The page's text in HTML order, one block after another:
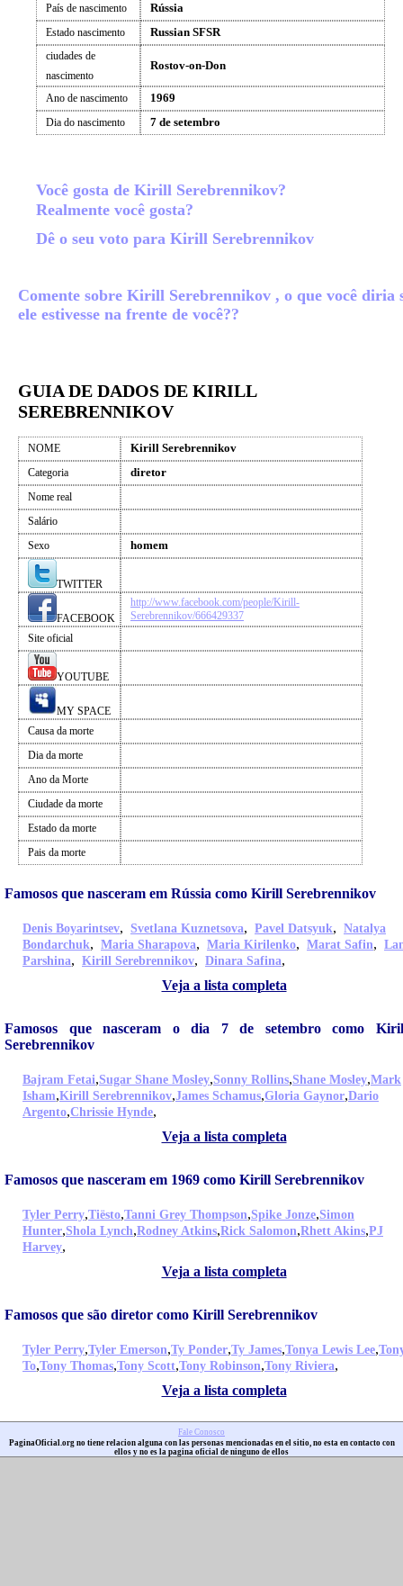
País de nascimento
Rússia
Estado nascimento Russian SFSR
ciudades de
nascimento
Rostov-on-Don
Ano de nascimento 1969
Dia do nascimento 7 de setembro
Você gosta de Kirill Serebrennikov?
Realmente você gosta?
Dê o seu voto para Kirill Serebrennikov
Comente sobre Kirill Serebrennikov , o que você diria
ele estivesse na frente de você??
GUIA DE DADOS DE KIRILL
SEREBRENNIKOV
NOME Kirill Serebrennikov
Categoria diretor
Nome real
Salário
Sexo
homem
TWITTER
FACEBOOK
http://www.facebook.com/people/Kirill-
Serebrennikov/666429337
Site oficial
YOUTUBE
MY SPACE
Causa da morte
Dia da morte
Ano da Morte
Ciudade da morte
Estado da morte
Pais da morte
Famosos que nasceram em Rússia como Kirill Serebrennikov
Denis Boyarintsev, Svetlana Kuznetsova, Pavel Datsyuk, Natalya
Bondarchuk, Maria Sharapova, Maria Kirilenko, Marat Safin,
Parshina, Kirill Serebrennikov, Dinara Safina,
Veja a lista completa
Famosos que nasceram o dia 7 de setembro como
Serebrennikov
Bajram Fetai,Sugar Shane Mosley,Sonny Rollins,Shane Mosley,Mark
Isham,Kirill Serebrennikov,James Schamus,Gloria Gaynor,Dario
Argento,Chrissie Hynde,
Veja a lista completa
Famosos que nasceram em 1969 como Kirill Serebrennikov
Tyler Perry,Tiësto,Tanni Grey Thompson,Spike Jonze,Simon
Hunter,Shola Lynch,Rodney Atkins,Rick Salomon,Rhett Akins,PJ
Harvey,
Veja a lista completa
Famosos que são diretor como Kirill Serebrennikov
Tyler Perry,Tyler Emerson,Ty Ponder,Ty James,Tonya Lewis Lee,
To,Tony Thomas,Tony Scott,Tony Robinson,Tony Riviera,
Veja a lista completa
Fale Conosco
PaginaOficial.org no tiene relacion alguna con las personas mencionadas en el sitio, no esta en contacto con
ellos y no es la pagina oficial de ninguno de ellos